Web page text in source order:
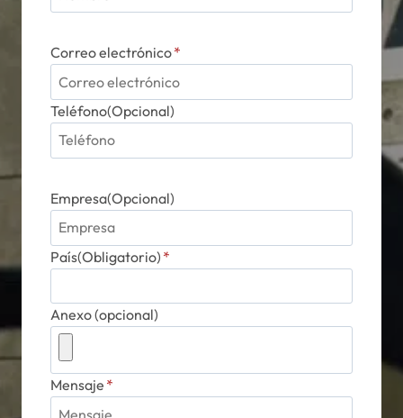
Correo electrónico*
Teléfono(Opcional)
Empresa(Opcional)
País(Obligatorio) *
Anexo (opcional)
Mensaje *